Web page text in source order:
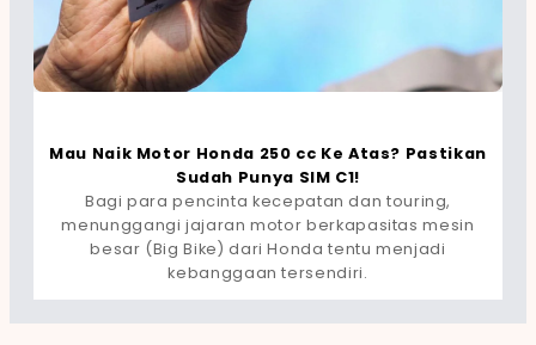
Mau Naik Motor Honda 250 cc Ke Atas? Pastikan
Sudah Punya SIM C1!
Bagi para pencinta kecepatan dan touring,
menunggangi jajaran motor berkapasitas mesin
besar (Big Bike) dari Honda tentu menjadi
kebanggaan tersendiri.